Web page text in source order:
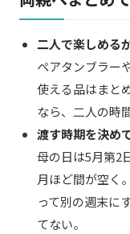
二人で楽しめる
ペアタンブラー
使える品はまと
なら、二人の時
渡す時期を決め
母の日は5月第2
月ほど間が空く
って別の週末に
てない。